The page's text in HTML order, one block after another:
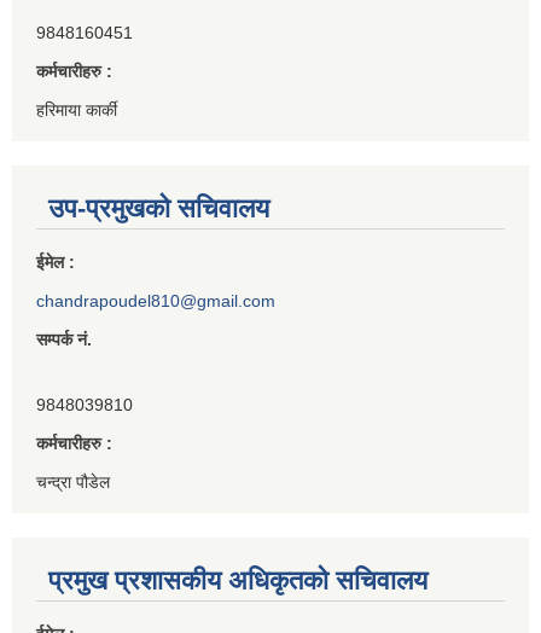
9848160451
कर्मचारीहरु :
हरिमाया कार्की
उप-प्रमुखको सचिवालय
ईमेल :
chandrapoudel810@gmail.com
सम्पर्क नं.
9848039810
कर्मचारीहरु :
चन्द्रा पौडेल
प्रमुख प्रशासकीय अधिकृतको सचिवालय